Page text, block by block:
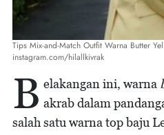
Tips Mix-and-Match Outfit Warna Butter
instagram.com/hilallkivrak
B elakangan ini, warna
akrab dalam
salah satu warna top baju